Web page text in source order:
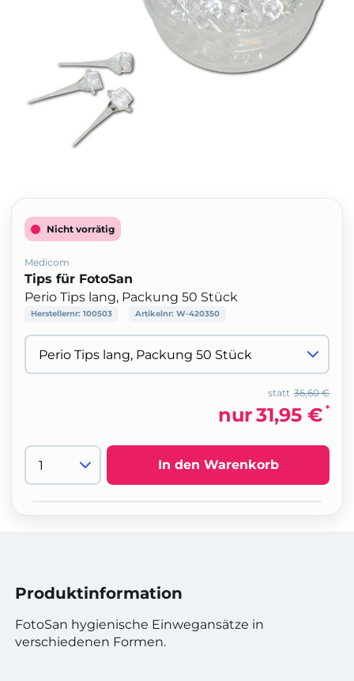
Nicht vorrätig
Medicom
Tips für FotoSan
Perio Tips lang, Packung 50 Stück
Herstellernr: 100503 Artikelnr: W-420350
36,60 €
statt
nur31,95 € *
In den Warenkorb
Produktinformation
FotoSan hygienische Einwegansätze in
verschiedenen Formen.